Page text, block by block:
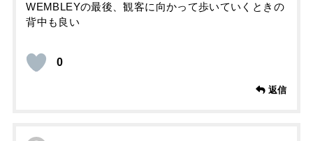
WEMBLEYの最後、観客に向かって歩いていくときの
背中も良い
0
返信